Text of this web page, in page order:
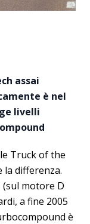
assai
è nel
livelli
Truck of the
la differenza.
motore D
a fine 2005
è